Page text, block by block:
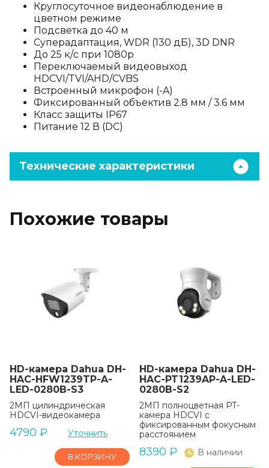
Круглосуточное видеонаблюдение в
цветном режиме
Подсветка до 40 м
Суперадаптация, WDR (130 дБ), 3D DNR
До 25 к/с при 1080p
Переключаемый видеовыход
HDCVI/TVI/AHD/CVBS
Встроенный микрофон (-A)
Фиксированный объектив 2.8 мм / 3.6 мм
Класс защиты IP67
Питание 12 В (DC)
Технические характеристики
Похожие товары
HD-камера Dahua DH-
HAC-HFW1239TP-A-
LED-0280B-S3
2МП цилиндрическая
HDCVI-видеокамера
4790 ₽ Уточнить
В КОРЗИНУ
HD-камера Dahua DH-
HAC-PT1239AP-A-LED-
0280B-S2
2МП полноцветная PT-
камера HDCVI с
фиксированным фокусным
расстоянием
8390 ₽ В наличии